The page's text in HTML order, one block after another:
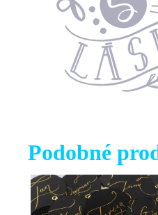
Podobné